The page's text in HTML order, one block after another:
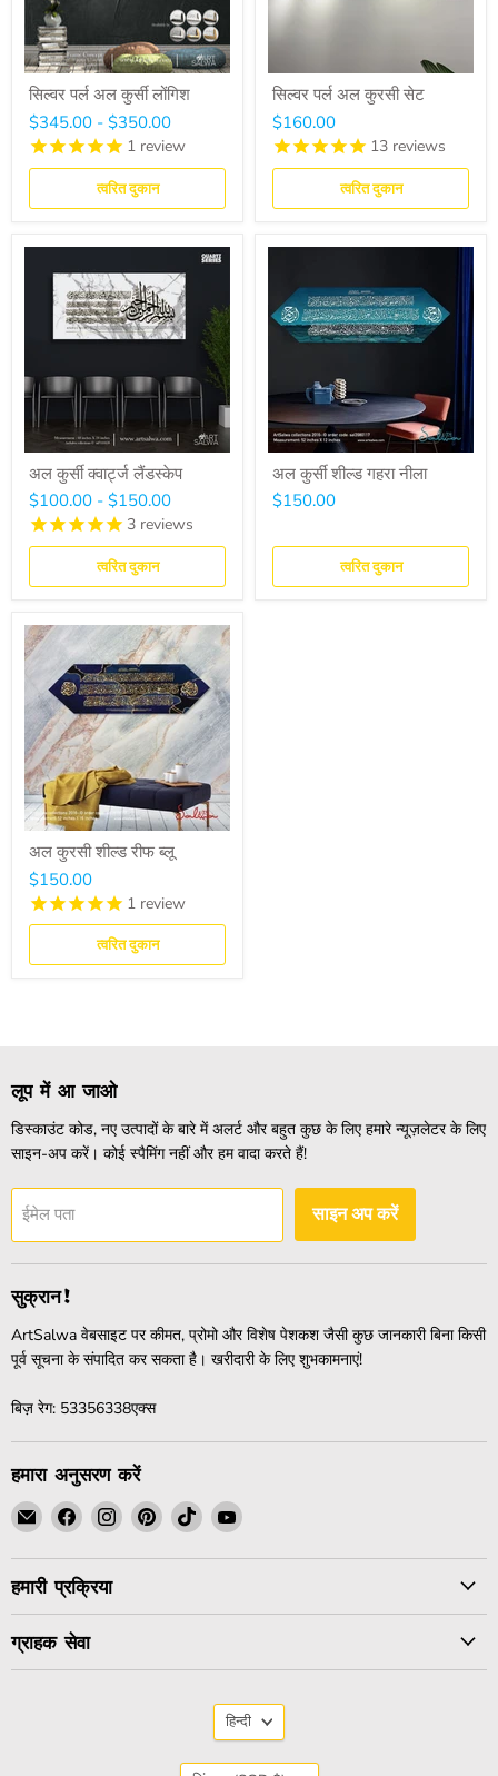
सिल्वर पर्ल अल कुर्सी लोंगिश
$345.00 - $350.00
1 review
त्वरित दुकान
सिल्वर पर्ल अल कुरसी सेट
$160.00
13 reviews
त्वरित दुकान
अल कुर्सी क्वार्ट्ज लैंडस्केप
$100.00 - $150.00
3 reviews
त्वरित दुकान
अल कुर्सी शील्ड गहरा नीला
$150.00
त्वरित दुकान
अल कुरसी शील्ड रीफ ब्लू
$150.00
1 review
त्वरित दुकान
लूप में आ जाओ
डिस्काउंट कोड, नए उत्पादों के बारे में अलर्ट और बहुत कुछ के लिए हमारे न्यूज़लेटर के लिए
साइन-अप करें। कोई स्पैमिंग नहीं और हम वादा करते हैं!
ईमेल पता साइन अप करें
सुक्रान!
ArtSalwa वेबसाइट पर कीमत, प्रोमो और विशेष पेशकश जैसी कुछ जानकारी बिना किसी
पूर्व सूचना के संपादित कर सकता है। खरीदारी के लिए शुभकामनाएं!
बिज़ रेग: 53356338एक्स
हमारा अनुसरण करें
हमें
ईमेल
पर
ढूंढें
हमें
Facebook
पर
ढूंढें
हमें
Instagram
पर
हमें
Pinterest
पर
हमें
TikTok
पर
हमें
पर
हमारी प्रक्रिया
ग्राहक सेवा
भाषा
हिन्दी